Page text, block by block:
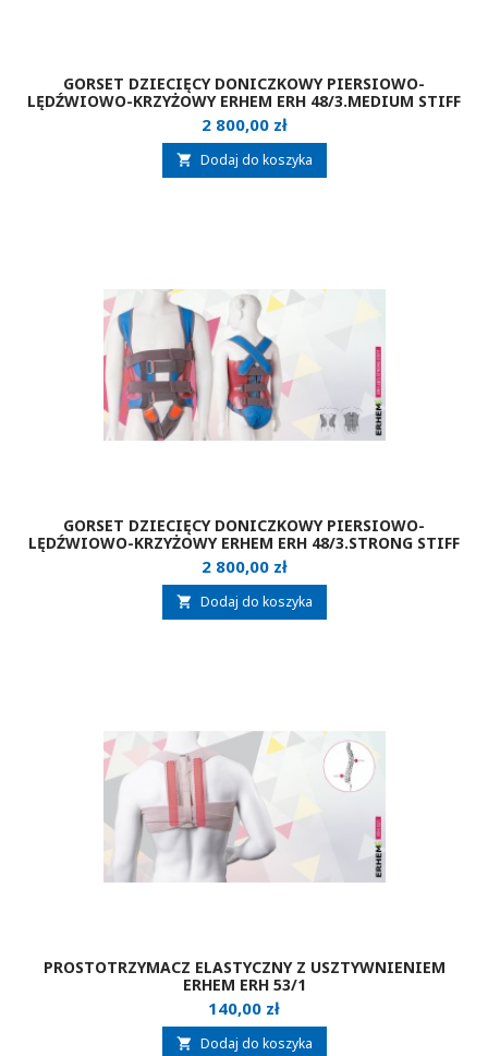
GORSET DZIECIĘCY DONICZKOWY PIERSIOWO-
LĘDŹWIOWO-KRZYŻOWY ERHEM ERH 48/3.MEDIUM STIFF
Cena
2 800,00 zł
 Dodaj do koszyka
GORSET DZIECIĘCY DONICZKOWY PIERSIOWO-
LĘDŹWIOWO-KRZYŻOWY ERHEM ERH 48/3.STRONG STIFF
Cena
2 800,00 zł
 Dodaj do koszyka
PROSTOTRZYMACZ ELASTYCZNY Z USZTYWNIENIEM
ERHEM ERH 53/1
Cena
140,00 zł
 Dodaj do koszyka